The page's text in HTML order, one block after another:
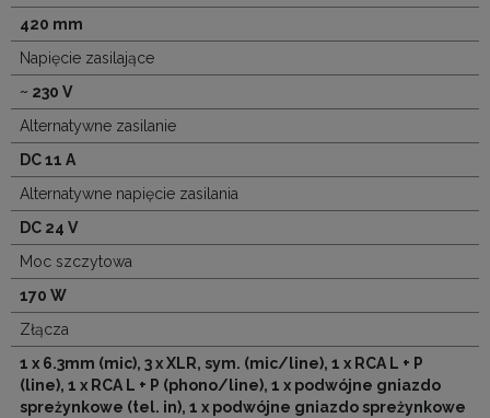
420 mm
Napięcie zasilające
~ 230 V
Alternatywne zasilanie
DC 11 A
Alternatywne napięcie zasilania
DC 24 V
Moc szczytowa
170 W
Złącza
1 x 6.3mm (mic), 3 x XLR, sym. (mic/line), 1 x RCA L + P
(line), 1 x RCA L + P (phono/line), 1 x podwójne gniazdo
spreżynkowe (tel. in), 1 x podwójne gniazdo spreżynkowe